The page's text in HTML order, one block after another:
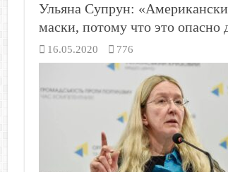
Ульяна Супрун:
маски, потому что это опасно
16.05.2020 776